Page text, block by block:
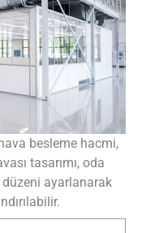
besleme hacmi,
tasarımı, oda
düzeni ayarlanarak